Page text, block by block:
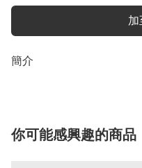
加
簡介
你可能感興趣的商品